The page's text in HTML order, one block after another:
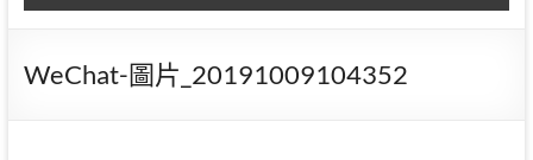
WeChat-圖片_20191009104352